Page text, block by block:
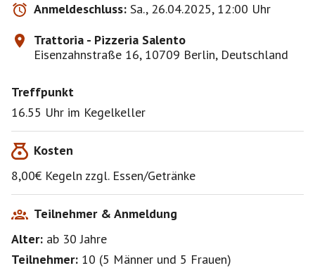
Anmeldeschluss: Sa., 26.04.2025, 12:00 Uhr
Trattoria - Pizzeria Salento
Eisenzahnstraße 16, 10709 Berlin, Deutschland
Treffpunkt
16.55 Uhr im Kegelkeller
Kosten
8,00€ Kegeln zzgl. Essen/Getränke
Teilnehmer & Anmeldung
Alter: ab 30Jahre
Teilnehmer: 10 (5 Männer und 5 Frauen)